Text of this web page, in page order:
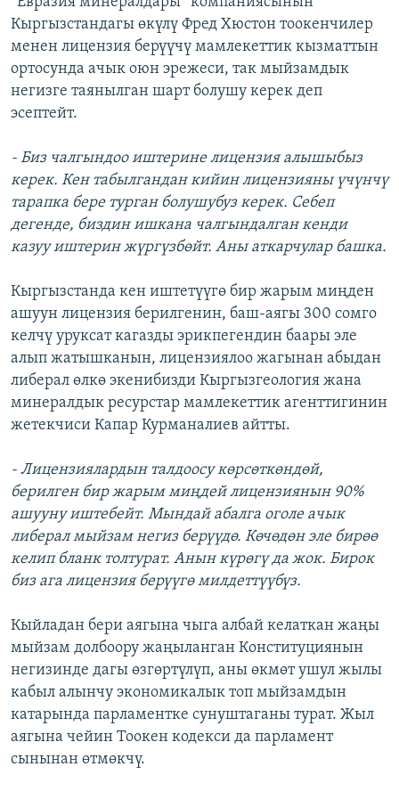
Кыргызстандагы өкүлү Фред Хюстон тоокенчилер
менен лицензия берүүчү мамлекеттик кызматтын
ортосунда ачык оюн эрежеси, так мыйзамдык
негизге таянылган шарт болушу керек деп
эсептейт.
- Биз чалгындоо иштерине лицензия алышыбыз
керек. Кен табылгандан кийин лицензияны үчүнчү
тарапка бере турган болушубуз керек. Себеп
дегенде, биздин ишкана чалгындалган кенди
казуу иштерин жүргүзбөйт. Аны аткарчулар башка.
Кыргызстанда кен иштетүүгө бир жарым миңден
ашуун лицензия берилгенин, баш-аягы 300 сомго
келчү уруксат кагазды эрикпегендин баары эле
алып жатышканын, лицензиялоо жагынан абыдан
либерал өлкө экенибизди Кыргызгеология жана
минералдык ресурстар мамлекеттик агенттигинин
жетекчиси Капар Курманалиев айтты.
- Лицензиялардын талдоосу көрсөткөндөй,
берилген бир жарым миңдей лицензиянын 90%
ашууну иштебейт. Мындай абалга оголе ачык
либерал мыйзам негиз берүүдө. Көчөдөн эле бирөө
келип бланк толтурат. Анын күрөгү да жок. Бирок
биз ага лицензия берүүгө милдеттүүбүз.
Кыйладан бери аягына чыга албай келаткан жаңы
мыйзам долбоору жаңыланган Конституциянын
негизинде дагы өзгөртүлүп, аны өкмөт ушул жылы
кабыл алынчу экономикалык топ мыйзамдын
катарында парламентке сунуштаганы турат. Жыл
аягына чейин Тоокен кодекси да парламент
сынынан өтмөкчү.